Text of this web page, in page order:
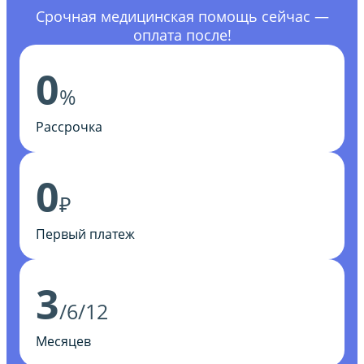
Срочная медицинская помощь сейчас —
оплата после!
0%
Рассрочка
0₽
Первый платеж
3/6/12
Месяцев